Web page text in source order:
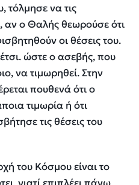
τόλμησε να τις
αν ο Θαλής θεωρούσε ότι
οι θέσεις του.
ώστε ο ασεβής, που
να τιμωρηθεί. Στην
πουθενά ότι ο
τιμωρία ή ότι
τις θέσεις του
του Κόσμου είναι το